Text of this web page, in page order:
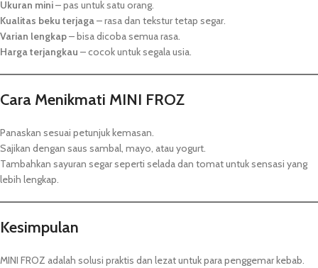
Ukuran mini– pas untuk satu orang.
Kualitas beku terjaga– rasa dan tekstur tetap segar.
Varian lengkap– bisa dicoba semua rasa.
Harga terjangkau – cocok untuk segala usia.
Cara Menikmati MINI FROZ
Panaskan sesuai petunjuk kemasan.
Sajikan dengan saus sambal, mayo, atau yogurt.
Tambahkan sayuran segar seperti selada dan tomat untuk sensasi yang
lebih lengkap.
Kesimpulan
MINI FROZ adalah solusi praktis dan lezat untuk para penggemar kebab.